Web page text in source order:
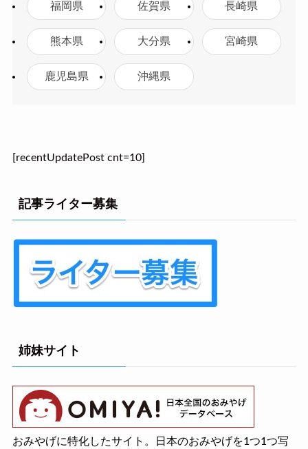
福岡県 佐賀県 長崎県
熊本県 大分県 宮崎県
鹿児島県 沖縄県
[recentUpdatePost cnt=10]
記事ライター募集
姉妹サイト
おみやげに特化したサイト。日本のおみやげを1つ1つ写